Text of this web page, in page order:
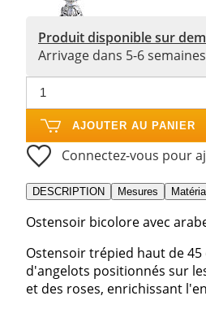
Produit disponible sur
Arrivage dans 5-6 semaines
AJOUTER AU PANIER
Connectez-vous pour
DESCRIPTION Mesures
Ostensoir bicolore avec
Ostensoir trépied haut de
d'angelots positionnés sur
et des roses, enrichissant